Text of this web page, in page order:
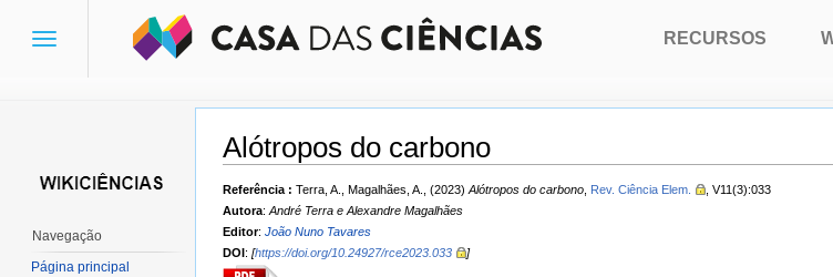
Alótropos do carbono
Ir para:navegação,pesquisa
Referência : Terra, A., Magalhães, A., (2023) Alótropos do carbono Rev. Ciência Elem.
, V11(3):033
Autora: André Terra e Alexandre Magalhães
Editor: João Nuno Tavares
DOI: [https://doi.org/10.24927/rce2023.033 ]
Toggle
RECURSOS
Navegação
Página principal